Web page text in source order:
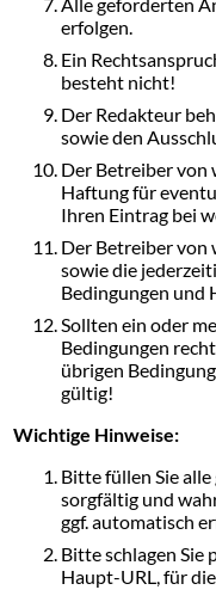
erfolgen.
Ein
besteht nicht!
Der Redakteur
sowie den
Der Betreiber von
Haftung für
Ihren Eintrag bei
Der Betreiber von
sowie die
Bedingungen und
Sollten ein oder
Bedingungen
übrigen
gültig!
Wichtige Hinweise:
Bitte füllen Sie
sorgfältig und
ggf. automatisch
Bitte schlagen Sie
Haupt-URL, für